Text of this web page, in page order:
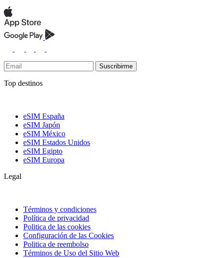
Suscribirme
Top destinos
eSIM España
eSIM Japón
eSIM México
eSIM Estados Unidos
eSIM Egipto
eSIM Europa
Legal
Términos y condiciones
Política de privacidad
Politica de las cookies
Configuración de las Cookies
Politica de reembolso
Términos de Uso del Sitio Web